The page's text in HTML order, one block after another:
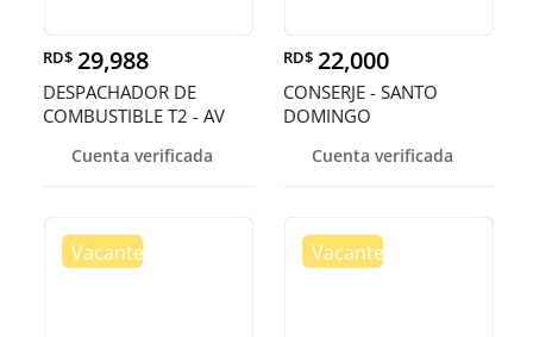
RD$ 29,988
DESPACHADOR DE
COMBUSTIBLE T2 - AV
Cuenta verificada
RD$ 22,000
CONSERJE - SANTO
DOMINGO
Cuenta verificada